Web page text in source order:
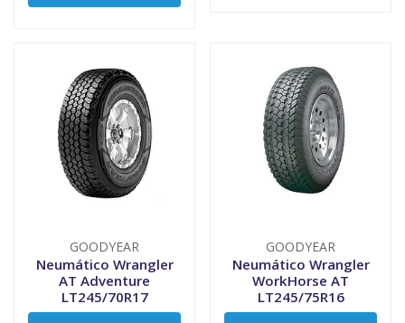
GOODYEAR
Neumático Wrangler
AT Adventure
LT245/70R17
GOODYEAR
Neumático Wrangler
WorkHorse AT
LT245/75R16